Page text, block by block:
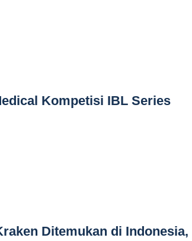
Kompetisi IBL Series
Ditemukan di Indonesia,